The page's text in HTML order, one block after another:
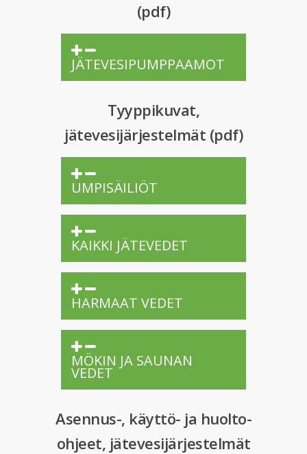
(pdf)
JÄTEVESIPUMPPAAMOT
Tyyppikuvat,
jätevesijärjestelmät (pdf)
UMPISÄILIÖT
KAIKKI JÄTEVEDET
HARMAAT VEDET
MÖKIN JA SAUNAN
VEDET
Asennus-, käyttö- ja huolto-
ohjeet, jätevesijärjestelmät